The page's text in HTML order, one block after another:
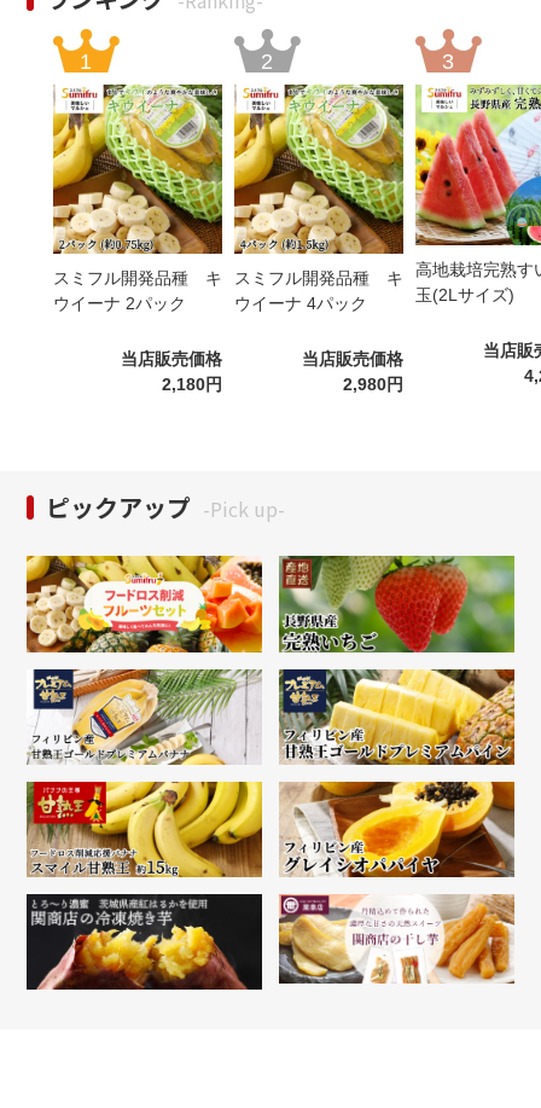
スミフル開発品種 キ
ウイーナ 2パック
当店販売価格
2,180円
スミフル開発品種 キ
ウイーナ 4パック
当店販売価格
2,980円
高地栽培完熟す
玉(2Lサイズ)
当店販
ピックアップ -Pick up-